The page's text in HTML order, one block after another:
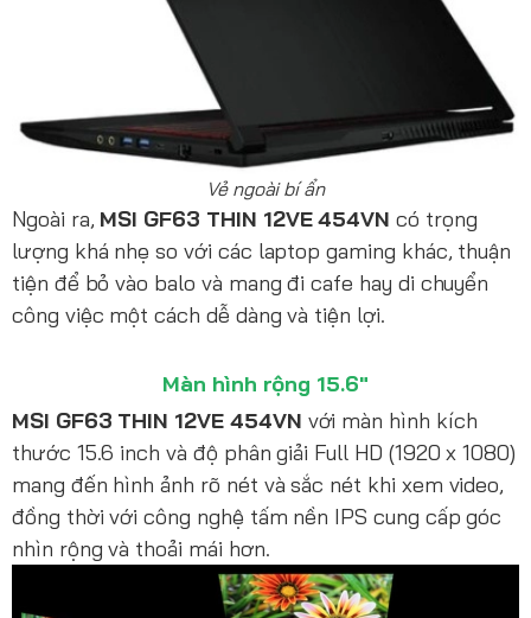
Vẻ ngoài bí ẩn
Ngoài ra, MSI GF63 THIN 12VE 454VN có trọng
lượng khá nhẹ so với các laptop gaming khác, thuận
tiện để bỏ vào balo và mang đi cafe hay di chuyển
công việc một cách dễ dàng và tiện lợi.
Màn hình rộng 15.6"
MSI GF63 THIN 12VE 454VN với màn hình kích
thước 15.6 inch và độ phân giải Full HD (1920 x 1080)
mang đến hình ảnh rõ nét và sắc nét khi xem video,
đồng thời với công nghệ tấm nền IPS cung cấp góc
nhìn rộng và thoải mái hơn.